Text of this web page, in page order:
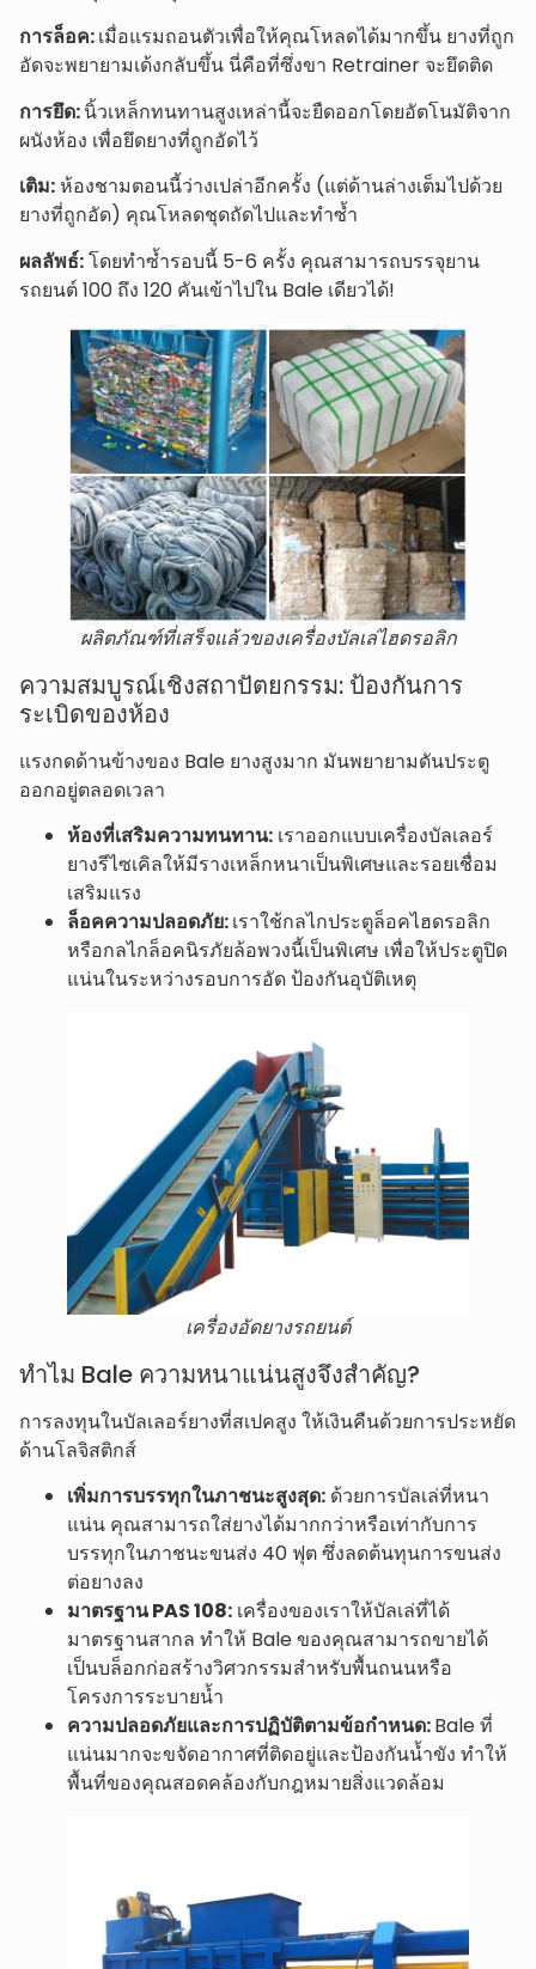
การล็อค:เมื่อแรมถอนตัวเพื่อให้คุณโหลดได้มากขึ้น ยางที่ถูก
อัดจะพยายามเด้งกลับขึ้น นี่คือที่ซึ่งขา Retrainer จะยึดติด
การยึด:นิ้วเหล็กทนทานสูงเหล่านี้จะยืดออกโดยอัตโนมัติจาก
ผนังห้อง เพื่อยึดยางที่ถูกอัดไว้
เติม:ห้องชามตอนนี้ว่างเปล่าอีกครั้ง (แต่ด้านล่างเต็มไปด้วย
ยางที่ถูกอัด) คุณโหลดชุดถัดไปและทำซ้ำ
ผลลัพธ์:โดยทำซ้ำรอบนี้ 5-6 ครั้ง คุณสามารถบรรจุยาน
รถยนต์ 100 ถึง 120 คันเข้าไปใน Bale เดียวได้!
ผลิตภัณฑ์ที่เสร็จแล้วของเครื่องบัลเล่ไฮดรอลิก
ความสมบูรณ์เชิงสถาปัตยกรรม: ป้องกันการ
ระเบิดของห้อง
แรงกดด้านข้างของ Bale ยางสูงมาก มันพยายามดันประตู
ออกอยู่ตลอดเวลา
ห้องที่เสริมความทนทาน: เราออกแบบเครื่องบัลเลอร์
ยางรีไซเคิลให้มีรางเหล็กหนาเป็นพิเศษและรอยเชื่อม
เสริมแรง
ล็อคความปลอดภัย:เราใช้กลไกประตูล็อคไฮดรอลิก
หรือกลไกล็อคนิรภัยล้อพวงนี้เป็นพิเศษ เพื่อให้ประตูปิด
แน่นในระหว่างรอบการอัด ป้องกันอุบัติเหตุ
เครื่องอัดยางรถยนต์
ทำไม Bale ความหนาแน่นสูงจึงสำคัญ?
การลงทุนในบัลเลอร์ยางที่สเปคสูง ให้เงินคืนด้วยการประหยัด
ด้านโลจิสติกส์
เพิ่มการบรรทุกในภาชนะสูงสุด: ด้วยการบัลเล่ที่หนา
แน่น คุณสามารถใส่ยางได้มากกว่าหรือเท่ากับการ
บรรทุกในภาชนะขนส่ง 40 ฟุต ซึ่งลดต้นทุนการขนส่ง
ต่อยางลง
มาตรฐาน PAS 108: เครื่องของเราให้บัลเล่ที่ได้
มาตรฐานสากล ทำให้ Bale ของคุณสามารถขายได้
เป็นบล็อกก่อสร้างวิศวกรรมสำหรับพื้นถนนหรือ
โครงการระบายน้ำ
ความปลอดภัยและการปฏิบัติตามข้อกำหนด:Bale ที่
แน่นมากจะขจัดอากาศที่ติดอยู่และป้องกันน้ำขัง ทำให้
พื้นที่ของคุณสอดคล้องกับกฎหมายสิ่งแวดล้อม